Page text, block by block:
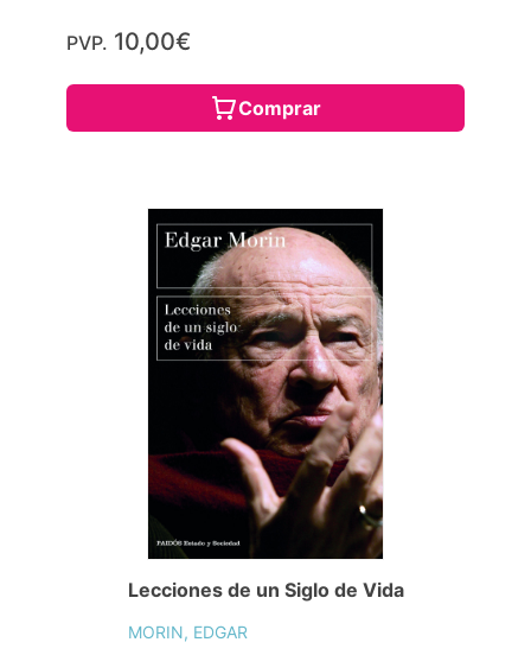
PVP. 10,00€
Comprar
Lecciones de un Siglo de Vida
MORIN, EDGAR